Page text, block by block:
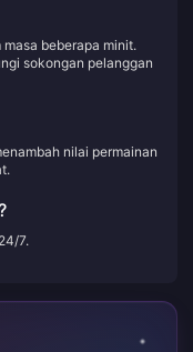
beberapa minit.
sokongan pelanggan
nilai permainan
7.